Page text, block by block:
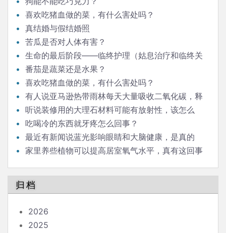
喜欢吃猪血做的菜，有什么害处吗？
真结婚与假结婚照
苦瓜是否对人体有害？
生命的最后阶段——临终护理（姑息治疗和临终关
怀）番茄是蔬菜还是水果？
喜欢吃猪血做的菜，有什么害处吗？
有人说亚马逊热带雨林每天大量吸收二氧化碳，释
放氧气，对人类生存意义重大，是这样吗？
听说装修用的大理石材料可能有放射性，该怎么
办？吃喝冷的东西就牙疼怎么回事？
最近有新闻说蓝光影响眼睛和大脑健康，是真的
吗？家里养些植物可以提高居室氧气水平，真有这回事
归档
2026
2025